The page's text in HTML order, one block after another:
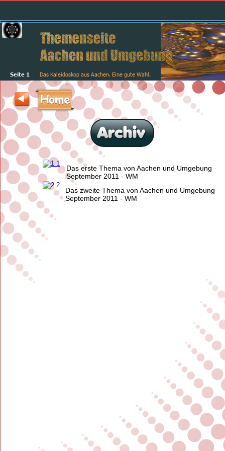
Das Kaleidoskop aus Aachen. Eine gute Wahl.
Seite 1
Home
Das erste Thema von Aachen und Umgebung
September 2011 - WM
Das zweite Thema von Aachen und Umgebung
September 2011 - WM